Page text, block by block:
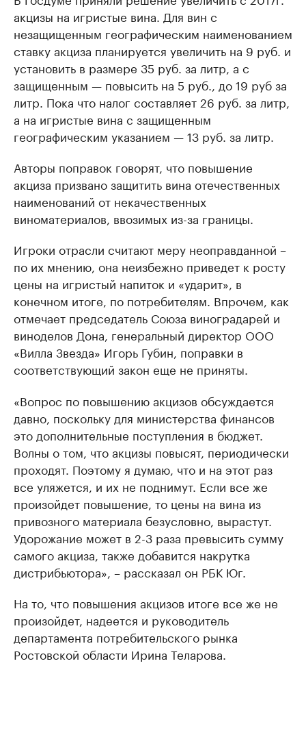
акцизы на игристые вина. Для вин с
незащищенным географическим наименованием
ставку акциза планируется увеличить на 9 руб. и
установить в размере 35 руб. за литр, а с
защищенным — повысить на 5 руб., до 19 руб за
литр. Пока что налог составляет 26 руб. за литр,
а на игристые вина с защищенным
географическим указанием — 13 руб. за литр.
Авторы поправок говорят, что повышение
акциза призвано защитить вина отечественных
наименований от некачественных
виноматериалов, ввозимых из-за границы.
Игроки отрасли считают меру неоправданной –
по их мнению, она неизбежно приведет к росту
цены на игристый напиток и «ударит», в
конечном итоге, по потребителям. Впрочем, как
отмечает председатель Союза виноградарей и
виноделов Дона, генеральный директор ООО
«Вилла Звезда» Игорь Губин, поправки в
соответствующий закон еще не приняты.
«Вопрос по повышению акцизов обсуждается
давно, поскольку для министерства финансов
это дополнительные поступления в бюджет.
Волны о том, что акцизы повысят, периодически
проходят. Поэтому я думаю, что и на этот раз
все уляжется, и их не поднимут. Если все же
произойдет повышение, то цены на вина из
привозного материала безусловно, вырастут.
Удорожание может в 2-3 раза превысить сумму
самого акциза, также добавится накрутка
дистрибьютора», – рассказал он РБК Юг.
На то, что повышения акцизов итоге все же не
произойдет, надеется и руководитель
департамента потребительского рынка
Ростовской области Ирина Теларова.